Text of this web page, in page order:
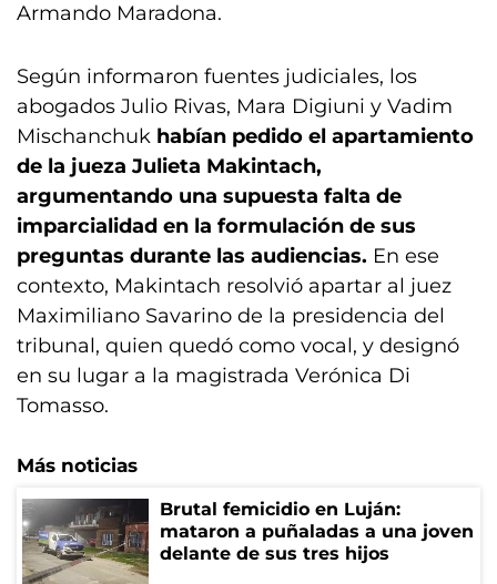
Armando Maradona.
Según informaron fuentes judiciales, los
abogados Julio Rivas, Mara Digiuni y Vadim
Mischanchuk habían pedido el apartamiento
de la jueza Julieta Makintach,
argumentando una supuesta falta de
imparcialidad en la formulación de sus
preguntas durante las audiencias. En ese
contexto, Makintach resolvió apartar al juez
Maximiliano Savarino de la presidencia del
tribunal, quien quedó como vocal, y designó
en su lugar a la magistrada Verónica Di
Tomasso.
Más noticias
Brutal femicidio en Luján:
mataron a puñaladas a una joven
delante de sus tres hijos